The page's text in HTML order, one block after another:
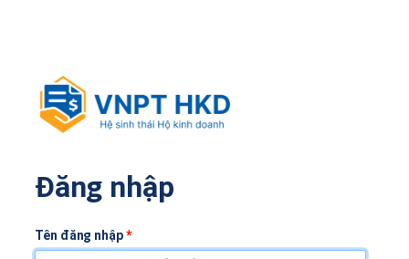
Đăng nhập
Tên đăng nhập*